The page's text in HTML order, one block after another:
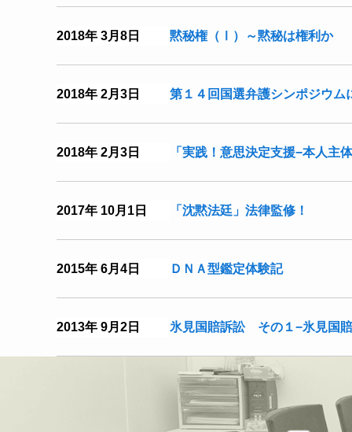
2018年 3月8日 黙秘権（Ⅰ）～黙秘は権利か
2018年 2月3日 第１４回国選弁護シンポジウム
2018年 2月3日 「実践！意思決定支援−本人主
2017年 10月1日 「沈黙法廷」法律監修！
2015年 6月4日 ＤＮＡ型鑑定体験記
2013年 9月2日 氷見国賠訴訟 その１−氷見国